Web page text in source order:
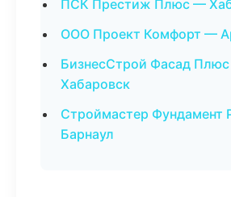
ПСК Престиж Плюс —
ООО Проект Комфорт —
БизнесСтрой Фасад
Хабаровск
Строймастер Фундамент
Барнаул